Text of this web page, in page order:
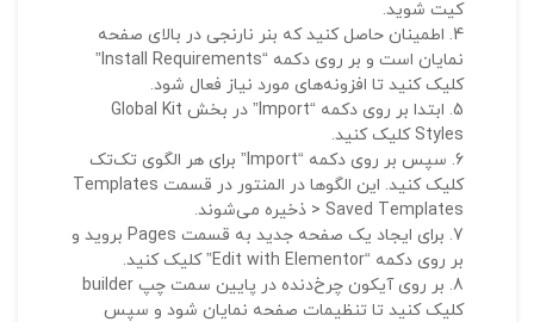
کیت شوید.
اطمینان حاصل کنید که بنر نارنجی در بالای صفحه
نمایان است و بر روی دکمه “Install Requirements”
کلیک کنید تا افزونه‌های مورد نیاز فعال شود.
ابتدا بر روی دکمه “Import” در بخش Global Kit
Styles کلیک کنید.
سپس بر روی دکمه “Import” برای هر الگوی تک‌تک
کلیک کنید. این الگوها در المنتور در قسمت Templates
> Saved Templates ذخیره می‌شوند.
برای ایجاد یک صفحه جدید به قسمت Pages بروید و
بر روی دکمه “Edit with Elementor” کلیک کنید.
بر روی آیکون چرخ‌دنده در پایین سمت چپ builder
کلیک کنید تا تنظیمات صفحه نمایان شود و سپس